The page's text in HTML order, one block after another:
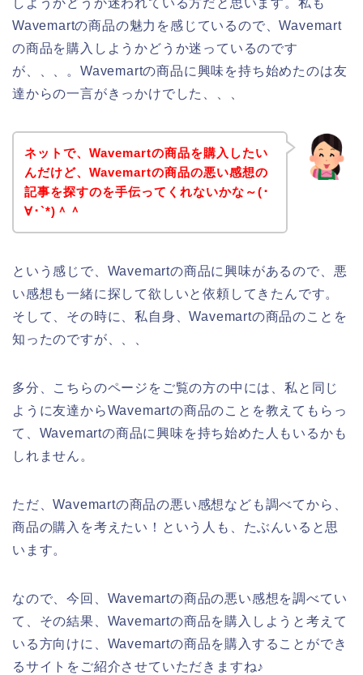
しようかどうか迷われている方だと思います。私も
Wavemartの商品の魅力を感じているので、Wavemart
の商品を購入しようかどうか迷っているのです
が、、、。Wavemartの商品に興味を持ち始めたのは友
達からの一言がきっかけでした、、、
ネットで、Wavemartの商品を購入したい
んだけど、Wavemartの商品の悪い感想の
記事を探すのを手伝ってくれないかな～(･
∀･`*)＾＾
という感じで、Wavemartの商品に興味があるので、悪
い感想も一緒に探して欲しいと依頼してきたんです。
そして、その時に、私自身、Wavemartの商品のことを
知ったのですが、、、
多分、こちらのページをご覧の方の中には、私と同じ
ように友達からWavemartの商品のことを教えてもらっ
て、Wavemartの商品に興味を持ち始めた人もいるかも
しれません。
ただ、Wavemartの商品の悪い感想なども調べてから、
商品の購入を考えたい！という人も、たぶんいると思
います。
なので、今回、Wavemartの商品の悪い感想を調べてい
て、その結果、Wavemartの商品を購入しようと考えて
いる方向けに、Wavemartの商品を購入することができ
るサイトをご紹介させていただきますね♪